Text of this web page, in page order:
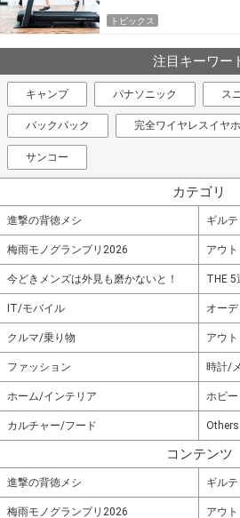
トピックス
注目キーワー
キャンプ パナソニック ス
バックパック 完全ワイヤレスイヤ
サンコー
カテゴリ
進撃の背徳メシ ギル
梅雨モノグランプリ2026 アウ
今どきメンズは外見も磨かないと！ THE 5
IT/モバイル オー
クルマ/乗り物 アウ
ファッション 時計/
ホーム/インテリア ホビー
カルチャー/フード Others
コンテンツ
進撃の背徳メシ ギル
梅雨モノグランプリ2026 アウ